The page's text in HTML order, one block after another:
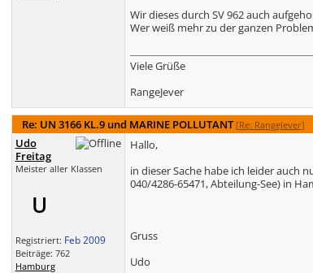
Wir dieses durch SV 962 auch
Wer weiß mehr zu der ganzen
Viele Grüße
RangeJever
Re: UN 3166 KL.9 und MARINE POLLUTANT [Re: RangeJever]
Udo
Freitag
Meister aller Klassen
U
Registriert: Feb 2009
Beiträge: 762
Hamburg
Hallo,
in dieser Sache habe ich leider auch
040/4286-65471, Abteilung-See) in
Gruss
Udo